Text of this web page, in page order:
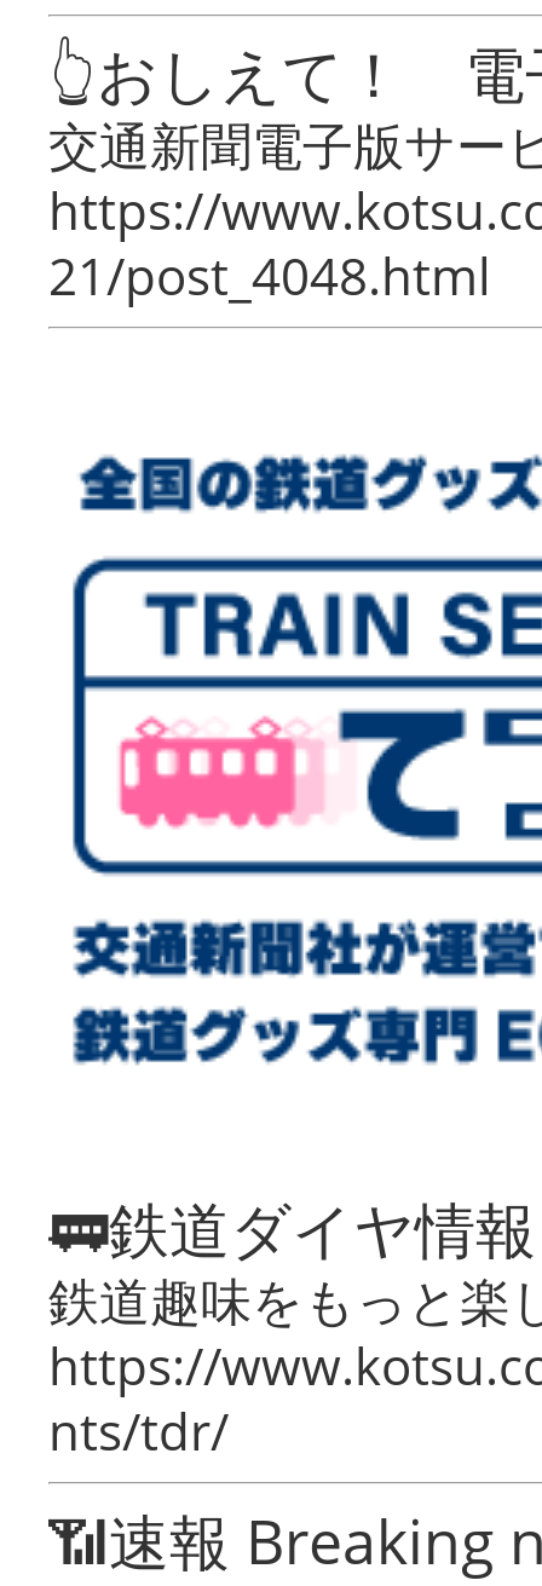
👆おしえて！ 電
交通新聞電子版サー
https://
21/post_4048.html
🚃鉄道ダイヤ情
鉄道趣味をもっと楽
https://
nts/tdr/
📶速報 Breaking